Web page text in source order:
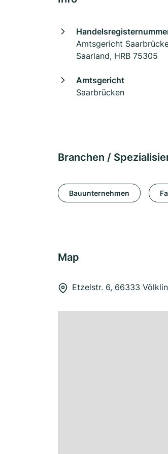
Amtsgericht
Saarland, HRB 75305
Amtsgericht
Saarbrücken
Branchen /
Bauunternehmen
Map
Etzelstr. 6, 66333